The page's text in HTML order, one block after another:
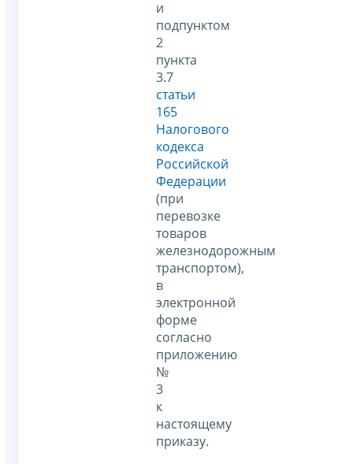
и
подпунктом
2
пункта
3.7
статьи
165
Налогового
кодекса
Российской
Федерации
(при
перевозке
товаров
железнодорожным
транспортом),
в
электронной
форме
согласно
приложению
№
3
к
настоящему
приказу.